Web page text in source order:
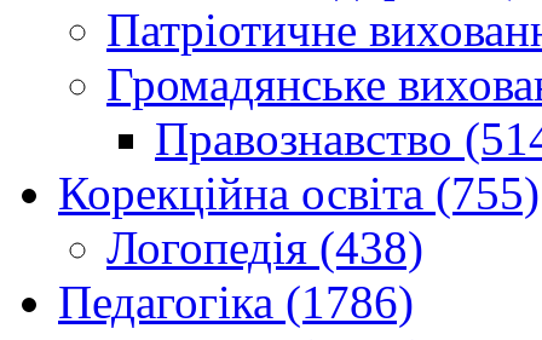
Патріотичне
Громадянське
Правознавство
Корекційна освіта (755)
Логопедія (438)
Педагогіка (1786)